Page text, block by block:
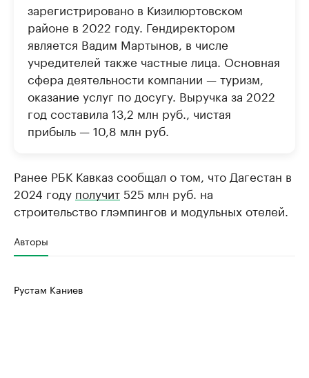
зарегистрировано в Кизилюртовском
районе в 2022 году. Гендиректором
является Вадим Мартынов, в числе
учредителей также частные лица. Основная
сфера деятельности компании — туризм,
оказание услуг по досугу. Выручка за 2022
год составила 13,2 млн руб., чистая
прибыль — 10,8 млн руб.
Ранее РБК Кавказ сообщал о том, что Дагестан в
2024 году получит 525 млн руб. на
строительство глэмпингов и модульных отелей.
Авторы
Рустам Каниев